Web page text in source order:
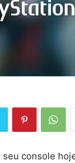
seu console